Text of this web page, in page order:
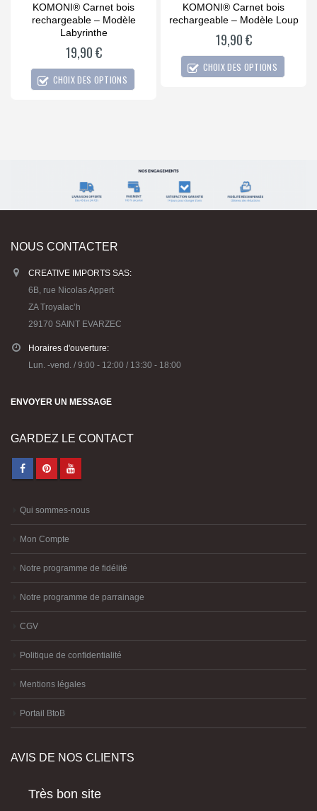
0
of
5
KOMONI® Carnet bois
rechargeable – Modèle
Labyrinthe
19,90€
CHOIX DES OPTIONS
0
of
KOMONI® Carnet bois
rechargeable – Modèle Loup
19,90€
CHOIX DES OPTIONS
NOUS CONTACTER
CREATIVE IMPORTS SAS:
6B, rue Nicolas Appert
ZA Troyalac’h
29170 SAINT EVARZEC
Horaires d'ouverture:
Lun. -vend. / 9:00 - 12:00 / 13:30 - 18:00
ENVOYER UN MESSAGE
GARDEZ LE CONTACT
Qui sommes-nous
Mon Compte
Notre programme de fidélité
Notre programme de parrainage
CGV
Politique de confidentialité
Mentions légales
Portail BtoB
AVIS DE NOS CLIENTS
Très bon site